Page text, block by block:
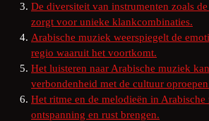
De diversiteit van instrumenten zoals
zorgt voor unieke klankcombinaties.
Arabische muziek weerspiegelt de
regio waaruit het voortkomt.
Het luisteren naar Arabische muziek
verbondenheid met de cultuur
Het ritme en de melodieën in
ontspanning en rust brengen.